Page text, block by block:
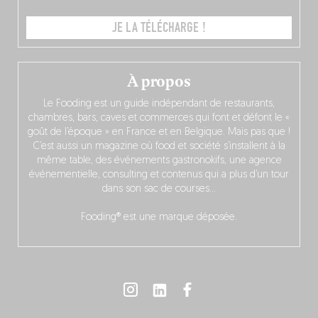
À propos
Le Fooding est un guide indépendant de restaurants,
chambres, bars, caves et commerces qui font et défont le «
goût de l’époque » en France et en Belgique. Mais pas que !
C’est aussi un magazine où food et société s’installent à la
même table, des événements gastronokifs, une agence
événementielle, consulting et contenus qui a plus d’un tour
dans son sac de courses…
Fooding® est une marque déposée.
JE LA TÉLÉCHARGE !